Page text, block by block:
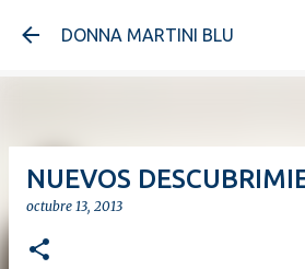
Ir al contenido
DONNA MARTINI BLU
NUEVOS
octubre 13, 2013